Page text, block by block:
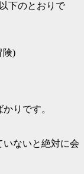
下のとおりで
険)
りです。
いないと絶対に会